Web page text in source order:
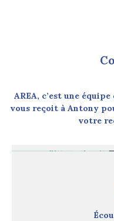
AREA, c’est une
vous reçoit à Antony
votre